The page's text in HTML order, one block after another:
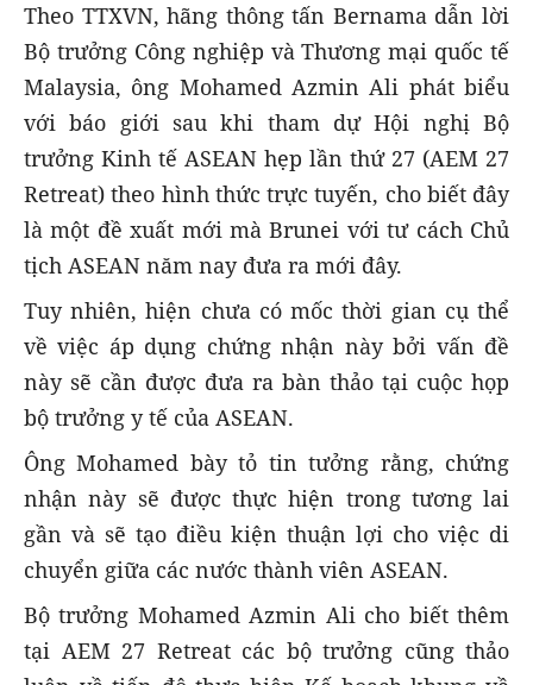
Theo TTXVN, hãng thông tấn Bernama dẫn lời
Bộ trưởng Công nghiệp và Thương mại quốc tế
Malaysia, ông Mohamed Azmin Ali phát biểu
với báo giới sau khi tham dự Hội nghị Bộ
trưởng Kinh tế ASEAN hẹp lần thứ 27 (AEM 27
Retreat) theo hình thức trực tuyến, cho biết đây
là một đề xuất mới mà Brunei với tư cách Chủ
tịch ASEAN năm nay đưa ra mới đây.
Tuy nhiên, hiện chưa có mốc thời gian cụ thể
về việc áp dụng chứng nhận này bởi vấn đề
này sẽ cần được đưa ra bàn thảo tại cuộc họp
bộ trưởng y tế của ASEAN.
Ông Mohamed bày tỏ tin tưởng rằng, chứng
nhận này sẽ được thực hiện trong tương lai
gần và sẽ tạo điều kiện thuận lợi cho việc di
chuyển giữa các nước thành viên ASEAN.
Bộ trưởng Mohamed Azmin Ali cho biết thêm
tại AEM 27 Retreat các bộ trưởng cũng thảo